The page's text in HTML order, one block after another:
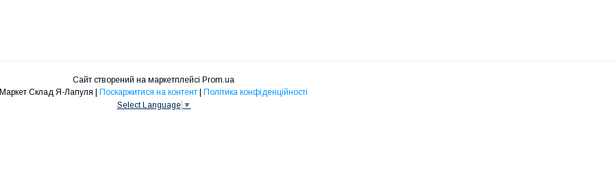
Сайт створений на маркетплейсі Prom.ua
Маркет Склад Я-Лапуля | Поскаржитися на контент | Політика конфіденційності
Select Language ▼